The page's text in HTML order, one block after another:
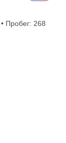
Пробег: 268